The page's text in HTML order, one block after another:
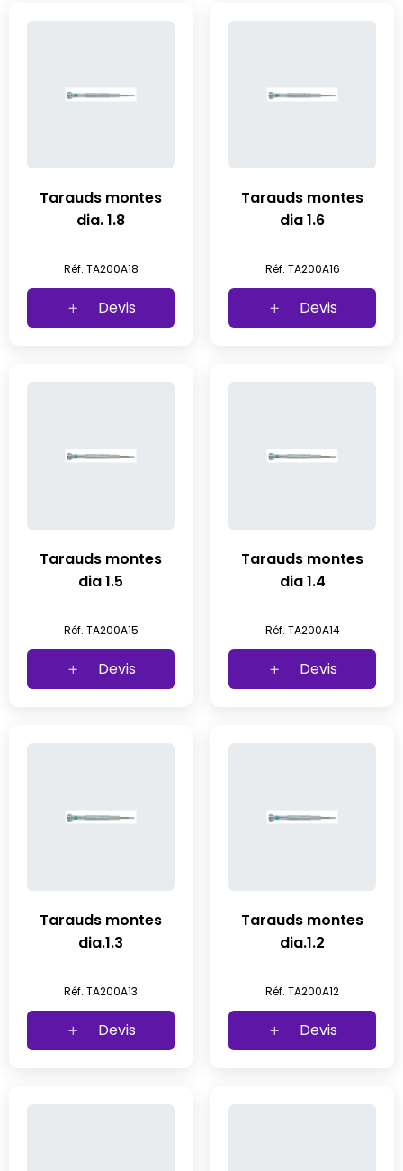
Tarauds montes
dia. 1.8
Réf. TA200A18
Devis
Tarauds montes
dia 1.6
Réf. TA200A16
Devis
Tarauds montes
dia 1.5
Réf. TA200A15
Devis
Tarauds montes
dia 1.4
Réf. TA200A14
Devis
Tarauds montes
dia.1.3
Réf. TA200A13
Devis
Tarauds montes
dia.1.2
Réf. TA200A12
Devis